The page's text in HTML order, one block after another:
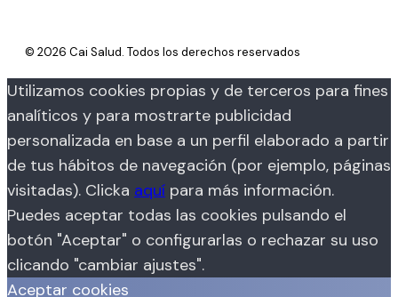
© 2026 Cai Salud. Todos los derechos reservados
Utilizamos cookies propias y de terceros para fines
analíticos y para mostrarte publicidad
personalizada en base a un perfil elaborado a partir
de tus hábitos de navegación (por ejemplo, páginas
visitadas). Clicka aquí para más información.
Puedes aceptar todas las cookies pulsando el
botón "Aceptar" o configurarlas o rechazar su uso
clicando "cambiar ajustes".
Aceptar cookies